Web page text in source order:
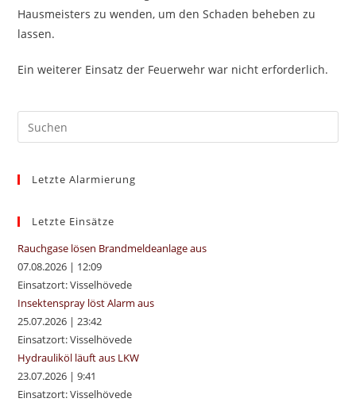
Hausmeisters zu wenden, um den Schaden beheben zu
lassen.
Ein weiterer Einsatz der Feuerwehr war nicht erforderlich.
Letzte Alarmierung
Letzte Einsätze
Rauchgase lösen Brandmeldeanlage aus
07.08.2026 | 12:09
Einsatzort: Visselhövede
Insektenspray löst Alarm aus
25.07.2026 |23:42
Einsatzort: Visselhövede
Hydrauliköl läuft aus LKW
23.07.2026 |9:41
Einsatzort: Visselhövede